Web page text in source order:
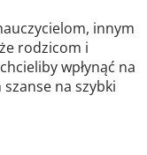
innym
rodzicom i
wpłynąć na
na szybki